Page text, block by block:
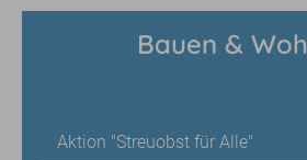
Bauen &
Aktion "Streuobst für Alle"